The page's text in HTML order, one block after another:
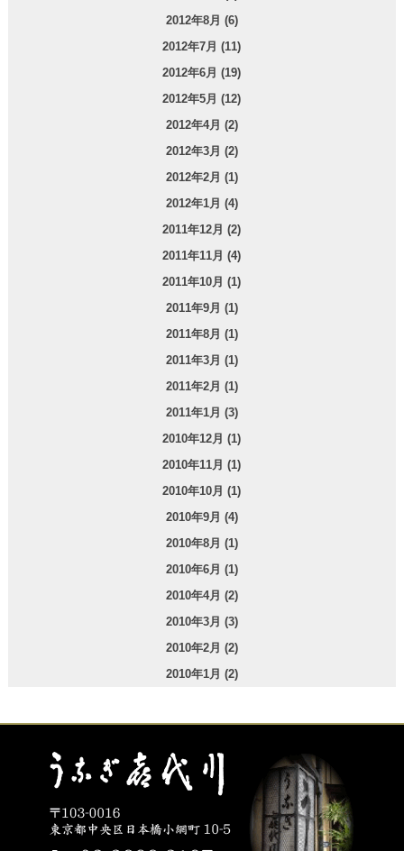
2012年8月 (6)
2012年7月 (11)
2012年6月 (19)
2012年5月 (12)
2012年4月 (2)
2012年3月 (2)
2012年2月 (1)
2012年1月 (4)
2011年12月 (2)
2011年11月 (4)
2011年10月 (1)
2011年9月 (1)
2011年8月 (1)
2011年3月 (1)
2011年2月 (1)
2011年1月 (3)
2010年12月 (1)
2010年11月 (1)
2010年10月 (1)
2010年9月 (4)
2010年8月 (1)
2010年6月 (1)
2010年4月 (2)
2010年3月 (3)
2010年2月 (2)
2010年1月 (2)